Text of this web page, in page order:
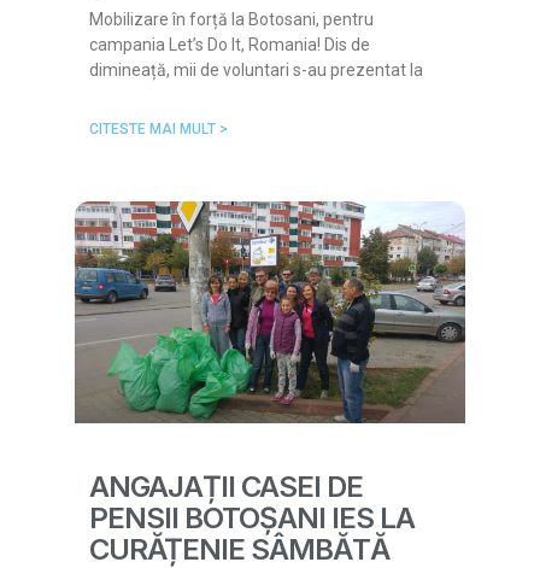
Mobilizare în forță la Botosani, pentru
campania Let’s Do It, Romania! Dis de
dimineață, mii de voluntari s-au prezentat la
CITESTE MAI MULT >
ANGAJAȚII CASEI DE
PENSII BOTOȘANI IES LA
CURĂȚENIE SÂMBĂTĂ